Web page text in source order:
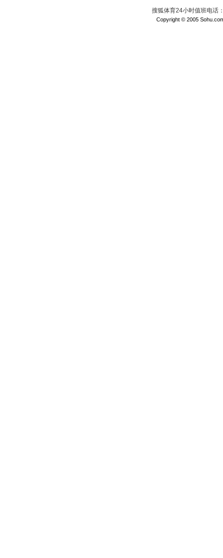
搜狐体育24小时值班电话
Copyright © 2005